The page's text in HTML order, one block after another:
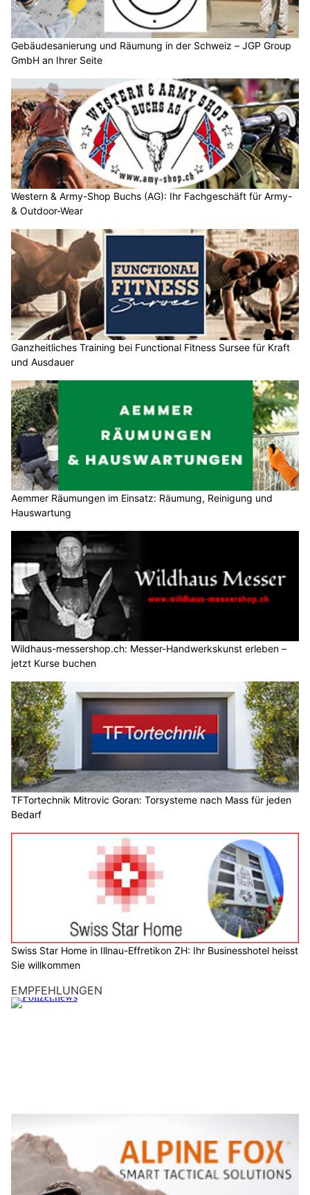
Gebäudesanierung und Räumung in der Schweiz – JGP Group
GmbH an Ihrer Seite
Western & Army-Shop Buchs (AG): Ihr Fachgeschäft für Army-
& Outdoor-Wear
Ganzheitliches Training bei Functional Fitness Sursee für Kraft
und Ausdauer
Aemmer Räumungen im Einsatz: Räumung, Reinigung und
Hauswartung
Wildhaus-messershop.ch: Messer-Handwerkskunst erleben –
jetzt Kurse buchen
TFTortechnik Mitrovic Goran: Torsysteme nach Mass für jeden
Bedarf
Swiss Star Home in Illnau-Effretikon ZH: Ihr Businesshotel heisst
Sie willkommen
EMPFEHLUNGEN